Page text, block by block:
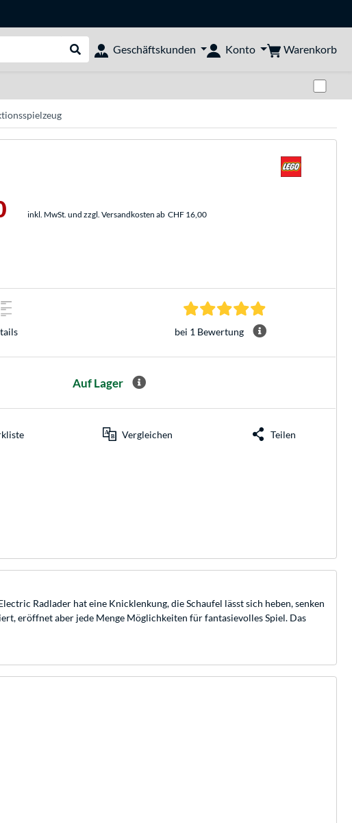
Suche durchführen
Geschäftskunden Konto Warenkorb
inkl. MwSt. und zzgl. Versandkosten ab CHF 16,00
5.0 Sterne bei 1
bei 1 Bewertung
Auf Lager
Vergleichen Teilen
Radlader hat eine Knicklenkung, die Schaufel lässt sich heben, senken
eröffnet aber jede Menge Möglichkeiten für fantasievolles Spiel. Das